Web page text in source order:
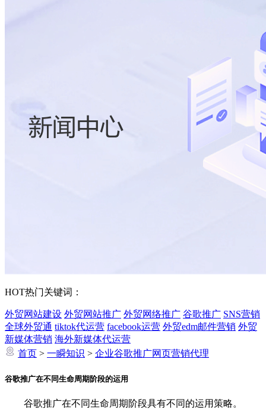
HOT热门关键词：
外贸网站建设 外贸网站推广 外贸网络推广 谷歌推广 SNS营销
全球外贸通 tiktok代运营 facebook运营 外贸edm邮件营销 外贸
新媒体营销 海外新媒体代运营
首页 > 一瞬知识 > 企业谷歌推广网页营销代理
谷歌推广在不同生命周期阶段的运用
谷歌推广在不同生命周期阶段具有不同的运用策略。